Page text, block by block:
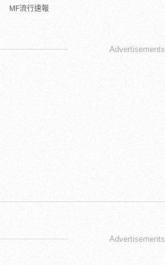
MF流行速報
Advertisements
Advertisements